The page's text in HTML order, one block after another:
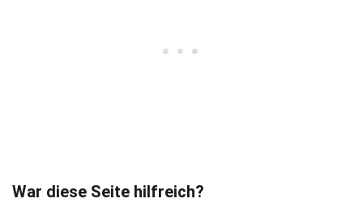
War diese Seite hilfreich?